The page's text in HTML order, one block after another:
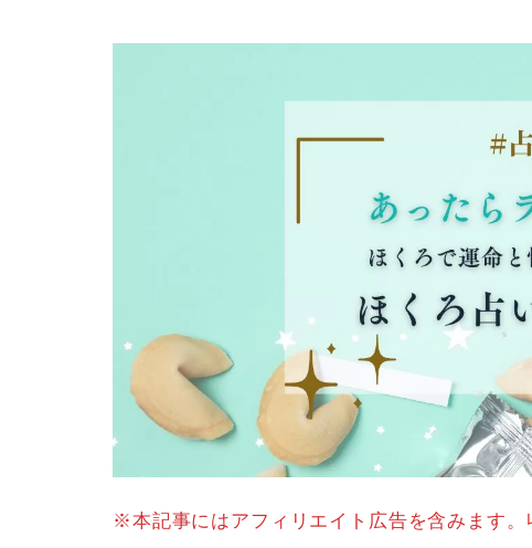
※本記事にはアフィリエイト広告を含みます。